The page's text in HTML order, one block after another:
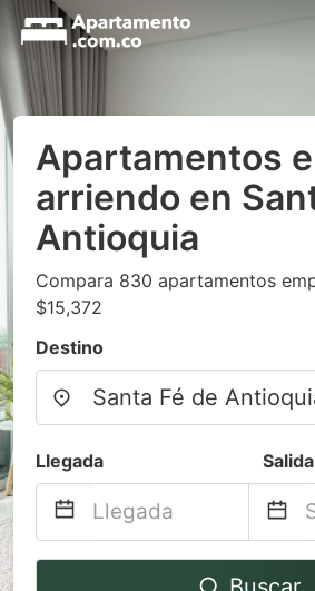
Apartamentos
arriendo en
Antioquia
Compara 830 apartamentos
$15,372
Destino
Llegada Salida
Navigate